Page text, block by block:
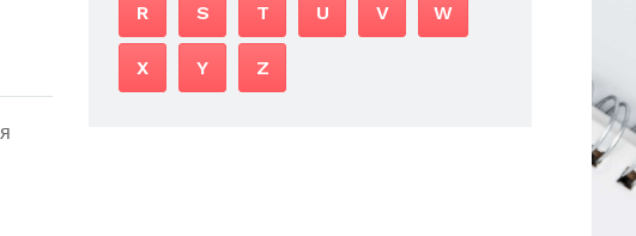
R S T U V W
X Y Z